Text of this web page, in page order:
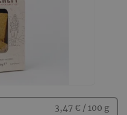
3,47 € / 100 g